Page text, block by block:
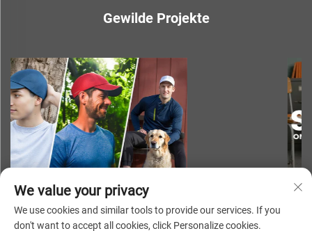
Gewilde Projekte
We value your privacy
We use cookies and similar tools to provide our services. If you
don't want to accept all cookies, click Personalize cookies.